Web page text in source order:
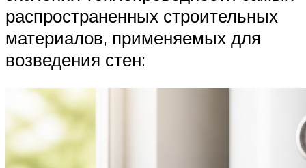
распространенных строительных
материалов, применяемых для
возведения стен: